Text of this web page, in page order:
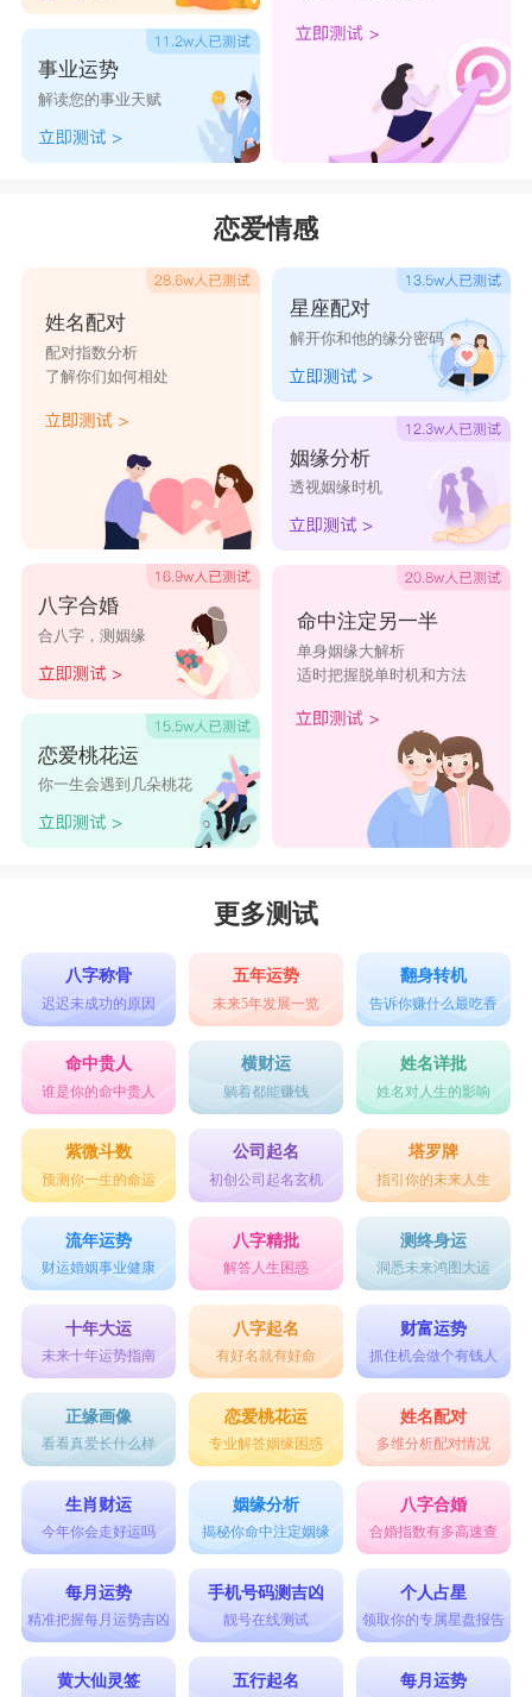
还有一个独特的名字是"梅林"(Merlin)，这是亚
瑟王传说中的巫师名字。给猫咪取这个名字，表达
了它神秘而有魔力的一面。
如果你喜欢音乐，可以考虑给猫咪取一个音乐
(Mozart)。这些名字把音乐的艺术氛围带入了你的
云深这一名称十分独特，其气质非凡，尤其适
合作为宠物的称呼，充满了浓厚的诗意。
“暮雪”这个名字以其文雅和温顺的特点，完美
地表达了猫咪的小巧听话。它是一只安静、不惹事
的小动物。温顺的动物往往更易取悦人心，而“暮
雪”这个名字能够烘托出它的温顺特质，使得宠物
形象更加灵动清纯，
总之，冷门又高级的猫咪名字不仅仅是一种称
呼，更是主人与宠物之间独特关系的象征。它让人
们感受到了宠物所带来的无尽欢乐与快乐，也成为
主人与宠物之间特殊默契的见证。这个名字所传递
的古灵精怪的意味，让主人与宠物的日常生活充满
了趣味和惊喜。
事业运势
解读您的事业天赋
恋爱情感
姓名配对
配对指数分析
了解你们如何相处
八字合婚
合八字，测姻缘
恋爱桃花运
你一生会遇到几朵桃花
星座配对
解开你和他的缘分密码
姻缘分析
透视姻缘时机
命中注定另一半
单身姻缘大解析
适时把握脱单时机和方法
更多测试
八字称骨
迟迟未成功的原因
五年运势
未来5年发展一览
翻身转机
告诉你赚什么最吃香
命中贵人
谁是你的命中贵人
横财运
躺着都能赚钱
姓名详批
姓名对人生的影响
紫微斗数
预测你一生的命运
公司起名
初创公司起名玄机
塔罗牌
指引你的未来人生
流年运势
财运婚姻事业健康
八字精批
解答人生困惑
测终身运
洞悉未来鸿图大运
十年大运
未来十年运势指南
八字起名
有好名就有好命
财富运势
抓住机会做个有钱人
正缘画像
看看真爱长什么样
恋爱桃花运
专业解答姻缘困惑
姓名配对
多维分析配对情况
生肖财运
今年你会走好运吗
姻缘分析
揭秘你命中注定姻缘
八字合婚
合婚指数有多高速查
每月运势
精准把握每月运势吉凶
手机号码测吉凶
靓号在线测试
个人占星
领取你的专属星盘报告
黄大仙灵签 五行起名 每月运势